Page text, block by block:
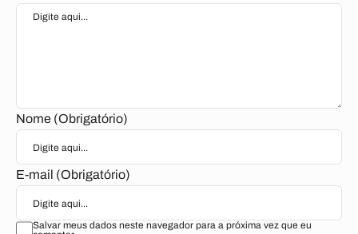
Nome (Obrigatório)
E-mail (Obrigatório)
Salvar meus dados neste navegador para a próxima vez que eu